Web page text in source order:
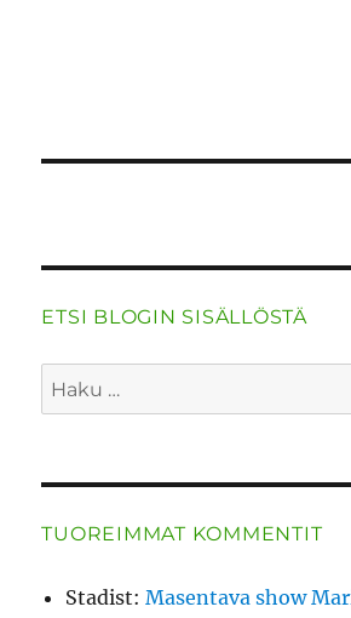
ETSI BLOGIN SISÄLLÖSTÄ
Etsi:
TUOREIMMAT KOMMENTIT
Stadist:Masentava show